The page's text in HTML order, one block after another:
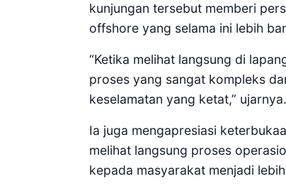
kunjungan tersebut memberi
offshore yang selama ini lebih
“Ketika melihat langsung di
proses yang sangat kompleks
keselamatan yang ketat,” ujarnya.
Ia juga mengapresiasi
melihat langsung proses
kepada masyarakat menjadi